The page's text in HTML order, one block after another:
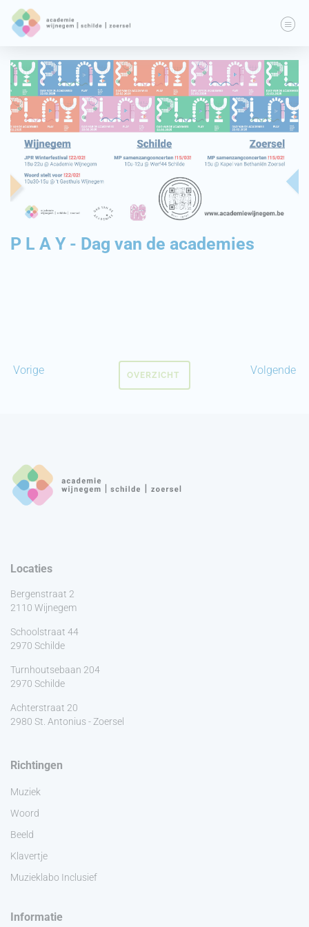
P L A Y - Dag van de academies
Vorige Volgende
OVERZICHT
Locaties
Bergenstraat 2
2110 Wijnegem
Schoolstraat 44
2970 Schilde
Turnhoutsebaan 204
2970 Schilde
Achterstraat 20
2980 St. Antonius - Zoersel
Richtingen
Muziek
Woord
Beeld
Klavertje
Muzieklabo Inclusief
Informatie